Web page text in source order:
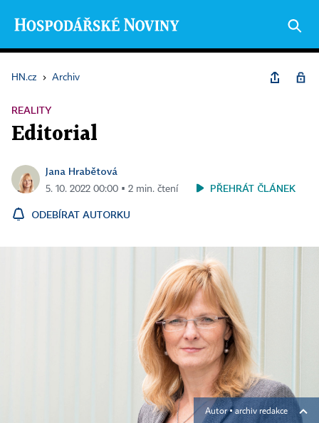
HN.cz › Archiv
REALITY
Editorial
Jana Hrabětová
5. 10. 2022 00:00 ▪ 2 min. čtení PŘEHRÁT ČLÁNEK
ODEBÍRAT AUTORKU
Autor ▪archiv redakce